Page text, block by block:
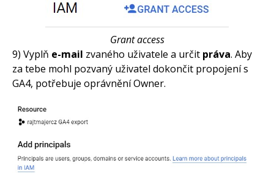
Grant access
9) Vyplň e-mail zvaného uživatele a určit práva. Aby
za tebe mohl pozvaný uživatel dokončit propojení s
GA4, potřebuje oprávnění Owner.